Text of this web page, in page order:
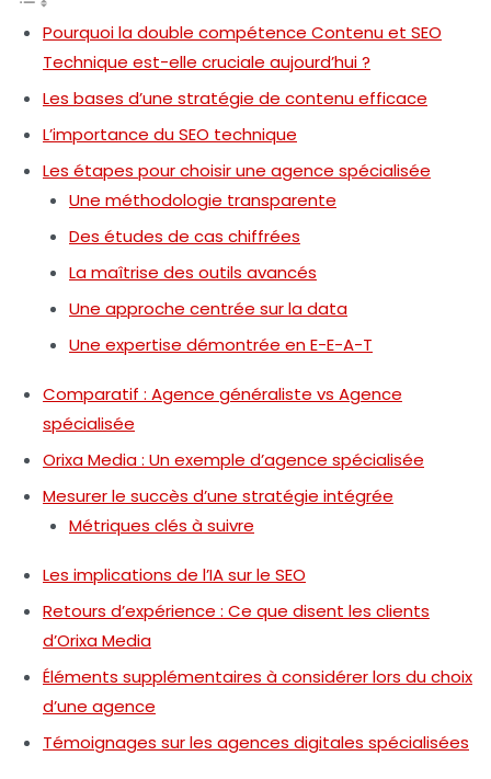
Pourquoi la double compétence Contenu et SEO
Technique est-elle cruciale aujourd’hui ?
Les bases d’une stratégie de contenu efficace
L’importance du SEO technique
Les étapes pour choisir une agence spécialisée
Une méthodologie transparente
Des études de cas chiffrées
La maîtrise des outils avancés
Une approche centrée sur la data
Une expertise démontrée en E-E-A-T
Comparatif : Agence généraliste vs Agence
spécialisée
Orixa Media : Un exemple d’agence spécialisée
Mesurer le succès d’une stratégie intégrée
Métriques clés à suivre
Les implications de l’IA sur le SEO
Retours d’expérience : Ce que disent les clients
d’Orixa Media
Éléments supplémentaires à considérer lors du choix
d’une agence
Témoignages sur les agences digitales spécialisées